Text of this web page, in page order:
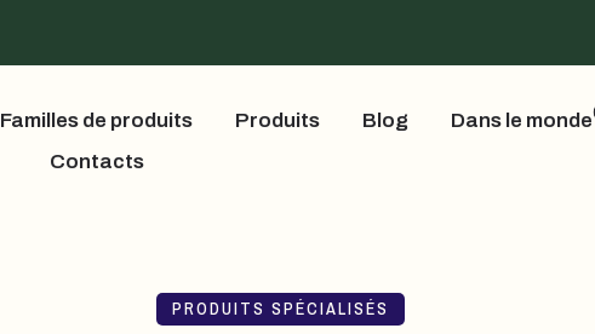
Familles de produits Produits Blog
Dans le monde
Contacts
PRODUITS SPÉCIALISÉS